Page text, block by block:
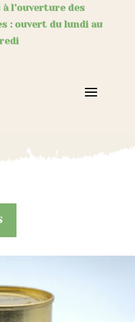
l’ouverture des
: ouvert du lundi au